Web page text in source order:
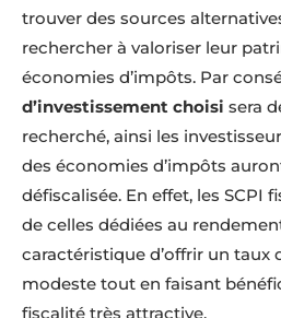
trouver des sources
rechercher à valoriser leur
économies d’impôts. Par
d’investissement choisi sera
recherché, ainsi les
des économies d’impôts
défiscalisée. En effet, les SCPI
de celles dédiées au
caractéristique d’offrir un taux
modeste tout en faisant
fiscalité très attractive.